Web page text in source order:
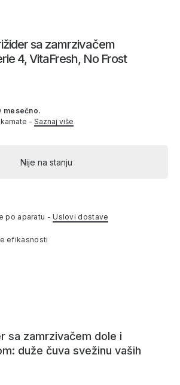
sa zamrzivačem
4, VitaFresh, No Frost
mesečno.
- Saznaj više
Nije na stanju
po aparatu -Uslovi dostave
efikasnosti
sa zamrzivačem dole i
duže čuva svežinu vaših